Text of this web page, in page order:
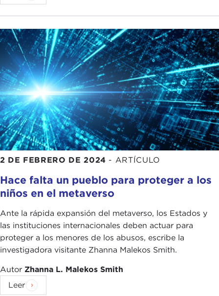
2 DE FEBRERO DE 2024 - ARTÍCULO
Hace falta un pueblo para proteger a los
niños en el metaverso
Ante la rápida expansión del metaverso, los Estados y
las instituciones internacionales deben actuar para
proteger a los menores de los abusos, escribe la
investigadora visitante Zhanna Malekos Smith.
Autor Zhanna L. Malekos Smith
Leer